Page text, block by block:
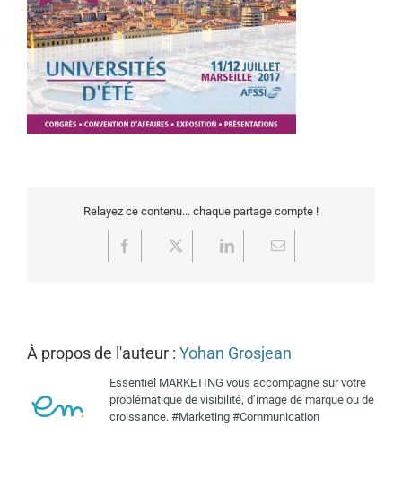
Relayez ce contenu... chaque partage compte !
Facebook LinkedInEmail
À propos de l'auteur : Yohan Grosjean
Essentiel MARKETING vous accompagne sur votre
problématique de visibilité, d’image de marque ou de
croissance. #Marketing #Communication